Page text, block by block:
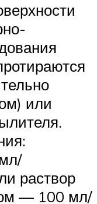
или
раствор
— 100 мл/